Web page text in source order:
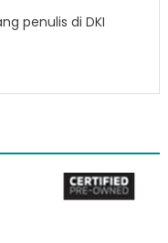
penulis di DKI